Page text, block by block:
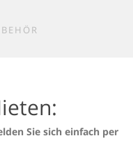
Sie sich einfach per